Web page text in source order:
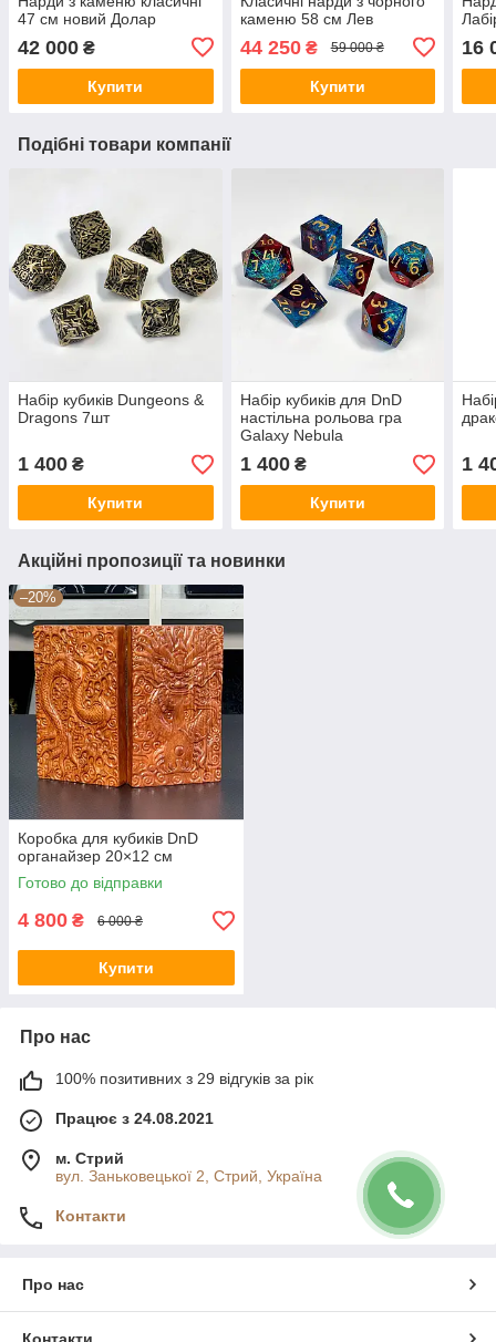
47 см новий Долар
42 000 ₴
Купити
каменю 58 см Лев
44 250₴ 59 000 ₴
Купити
16
Подібні товари компанії
Набір кубиків Dungeons &
Dragons 7шт
1 400 ₴
Купити
Набір кубиків для DnD
настільна рольова гра
Galaxy Nebula
1 400₴
Купити
1
Акційні пропозиції та новинки
–20%
Коробка для кубиків DnD
органайзер 20×12 см
Готово до відправки
4 800 ₴ 6 000 ₴
Купити
Про нас
100% позитивних з 29 відгуків за рік
Працює з 24.08.2021
м. Стрий
вул. Заньковецької 2, Стрий, Україна
Контакти
Про нас